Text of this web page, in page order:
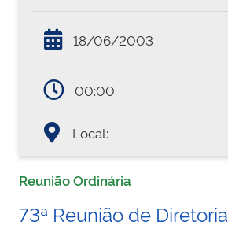
18/06/2003
00:00
Local:
Reunião Ordinária
73ª Reunião de Diretoria